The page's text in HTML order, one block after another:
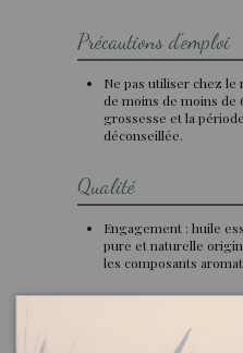
Précautions d'emploi
Ne pas utiliser chez le
de moins de moins de
grossesse et la
déconseillée.
Qualité
Engagement : huile
pure et naturelle
les composants